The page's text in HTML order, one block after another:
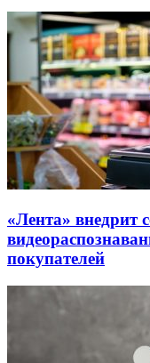
«Лента» внедрит
покупателей